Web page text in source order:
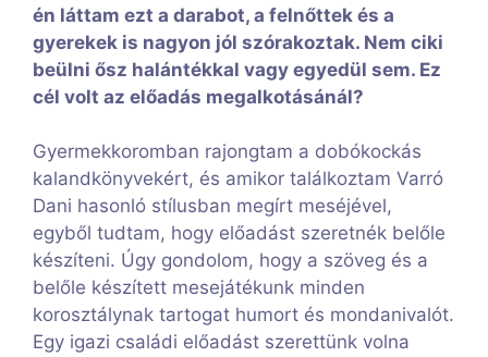
én láttam ezt a darabot, a felnőttek és a
gyerekek is nagyon jól szórakoztak. Nem ciki
beülni ősz halántékkal vagy egyedül sem. Ez
cél volt az előadás megalkotásánál?
Gyermekkoromban rajongtam a dobókockás
kalandkönyvekért, és amikor találkoztam Varró
Dani hasonló stílusban megírt meséjével,
egyből tudtam, hogy előadást szeretnék belőle
készíteni. Úgy gondolom, hogy a szöveg és a
belőle készített mesejátékunk minden
korosztálynak tartogat humort és mondanivalót.
Egy igazi családi előadást szerettünk volna